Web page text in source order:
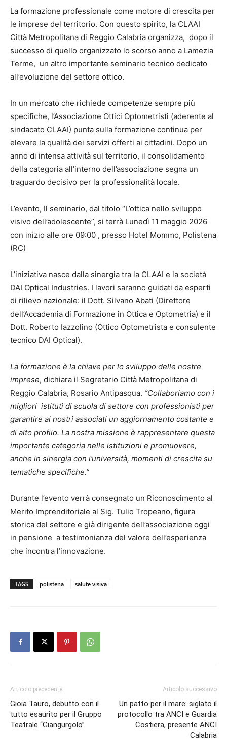
La formazione professionale come motore di crescita per
le imprese del territorio. Con questo spirito, la CLAAI
Città Metropolitana di Reggio Calabria organizza, dopo il
successo di quello organizzato lo scorso anno a Lamezia
Terme, un altro importante seminario tecnico dedicato
all’evoluzione del settore ottico.
In un mercato che richiede competenze sempre più
specifiche, l’Associazione Ottici Optometristi (aderente al
sindacato CLAAI) punta sulla formazione continua per
elevare la qualità dei servizi offerti ai cittadini. Dopo un
anno di intensa attività sul territorio, il consolidamento
della categoria all’interno dell’associazione segna un
traguardo decisivo per la professionalità locale.
L’evento, Il seminario, dal titolo “L’ottica nello sviluppo
visivo dell’adolescente”, si terrà Lunedì 11 maggio 2026
con inizio alle ore 09:00 , presso Hotel Mommo, Polistena
(RC)
L’iniziativa nasce dalla sinergia tra la CLAAI e la società
DAI Optical Industries. I lavori saranno guidati da esperti
di rilievo nazionale: il Dott. Silvano Abati (Direttore
dell’Accademia di Formazione in Ottica e Optometria) e il
Dott. Roberto Iazzolino (Ottico Optometrista e consulente
tecnico DAI Optical).
La formazione è la chiave per lo sviluppo delle nostre
imprese, dichiara il Segretario Città Metropolitana di
Reggio Calabria, Rosario Antipasqua. “Collaboriamo con i
migliori istituti di scuola di settore con professionisti per
garantire ai nostri associati un aggiornamento costante e
di alto profilo. La nostra missione è rappresentare questa
importante categoria nelle istituzioni e promuovere,
anche in sinergia con l’università, momenti di crescita su
tematiche specifiche.”
Durante l’evento verrà consegnato un Riconoscimento al
Merito Imprenditoriale al Sig. Tulio Tropeano, figura
storica del settore e già dirigente dell’associazione oggi
in pensione a testimonianza del valore dell’esperienza
che incontra l’innovazione.
TAGS polistena salute visiva
Articolo precedente
Gioia Tauro, debutto con il
tutto esaurito per il Gruppo
Teatrale “Giangurgolo”
Articolo successivo
Un patto per il mare: siglato il
protocollo tra ANCI e Guardia
Costiera, presente ANCI
Calabria